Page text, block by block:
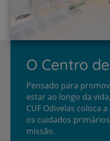
O Centro
Pensado para
estar ao longo da
CUF Odivelas coloca
os cuidados
missão.